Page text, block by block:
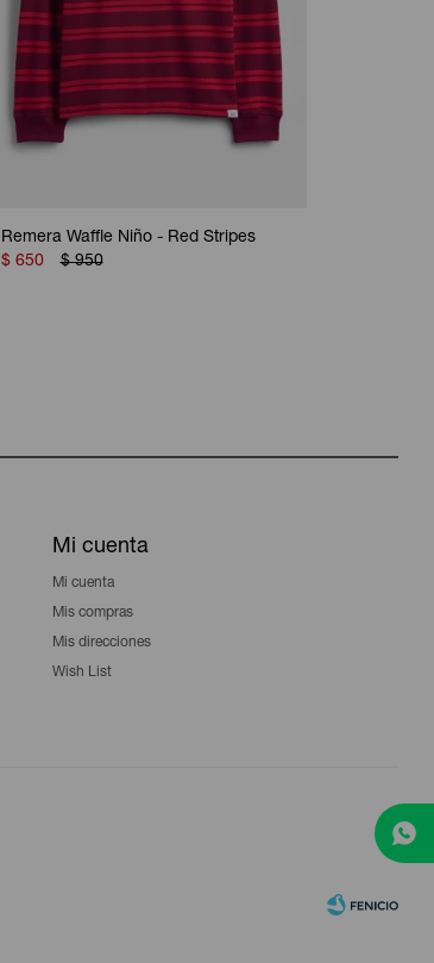
Remera Waffle Niño - Red Stripes
$ 650 $ 950
Mi cuenta
Mi cuenta
Mis compras
Mis direcciones
Wish List